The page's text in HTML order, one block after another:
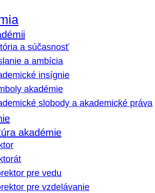
a súčasnosť
a ambícia
insígnie
akadémie
slobody a akademické práva
akadémie
pre vedu
pre vzdelávanie